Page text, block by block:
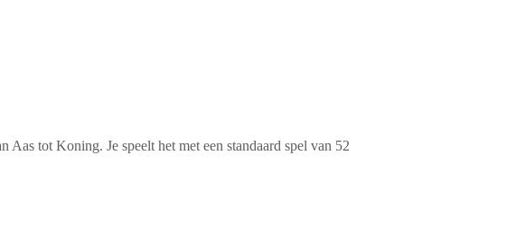
Aas tot Koning. Je speelt het met een standaard spel van 52